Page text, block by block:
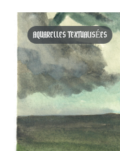
AQUARELLES TEXTUALISÉES